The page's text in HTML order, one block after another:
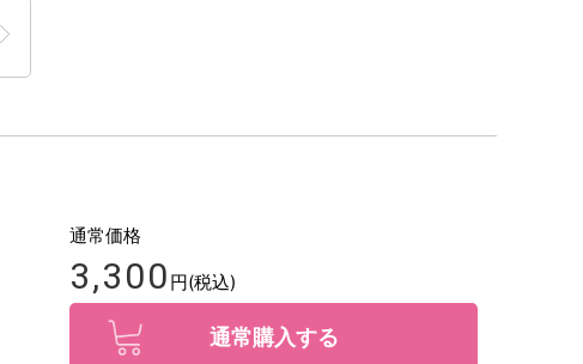
通常価格
3,300 円(税込)
通常購入する